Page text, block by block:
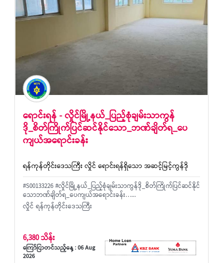
ရောင်းရန် - လှိုင်မြို့နယ်_ပြည့်စုံချမ်းသာကွန်
ဒို_စိတ်ကြိုက်ပြင်ဆင်နိုင်သော_ဘဏ်ချိတ်ရ_ပေ
ကျယ်အရောင်းခန်း
ရန်ကုန်တိုင်းဒေသကြီး လှိုင် ရောင်းရန်ရှိသော အဆင့်မြင့်ကွန်ဒို
#S00133226 #လှိုင်မြို့နယ်_ပြည့်စုံချမ်းသာကွန်ဒို_စိတ်ကြိုက်ပြင်ဆင်နိုင်
သောဘဏ်ချိတ်ရ_ပေကျယ်အရောင်းခန်း…...
လှိုင် ရန်ကုန်တိုင်းဒေသကြီး
6,380 သိန်း
ကြော်ငြာတင်သည့်နေ့ : 06 Aug
2026